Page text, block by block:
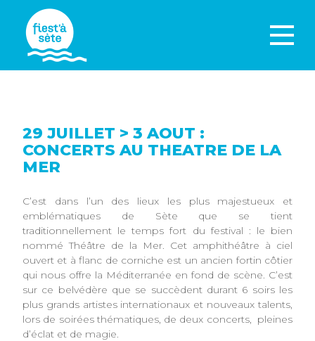
29 JUILLET > 3 AOUT :
CONCERTS AU THEATRE DE LA
MER
C’est dans l’un des lieux les plus majestueux et
emblématiques de Sète que se tient
traditionnellement le temps fort du festival : le bien
nommé Théâtre de la Mer. Cet amphithéâtre à ciel
ouvert et à flanc de corniche est un ancien fortin côtier
qui nous offre la Méditerranée en fond de scène. C’est
sur ce belvédère que se succèdent durant 6 soirs les
plus grands artistes internationaux et nouveaux talents,
lors de soirées thématiques, de deux concerts, pleines
d’éclat et de magie.